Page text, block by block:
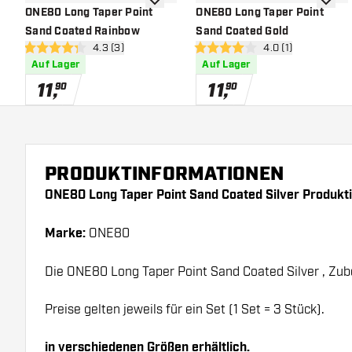
ONE80 Long Taper Point
Sand Coated Rainbow
Bewertungsbereich öffnen
4.3 Bewertungssterne
4.3 (3)
Auf Lager
11,90
Zur Wunschliste hinzufügen
ONE80 Long Taper Point
Sand Coated Gold
4 Bewertungssterne
4.0 (1)
Auf Lager
11,90
Zur
PRODUKTINFORMATIONEN
ONE80 Long Taper Point Sand Coated Silver
Marke: ONE80
Die ONE80 Long Taper Point Sand Coated Silver ,
Preise gelten jeweils für ein Set (1 Set = 3 Stück).
in verschiedenen Größen erhältlich.